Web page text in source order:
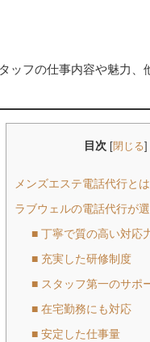
ッフの仕事内容や魅力、
目次 [閉じる]
メンズエステ電話代行とは
ラブウェルの電話代行が
■ 丁寧で質の高い対応
■ 充実した研修制度
■ スタッフ第一のサポ
■ 在宅勤務にも対応
■ 安定した仕事量